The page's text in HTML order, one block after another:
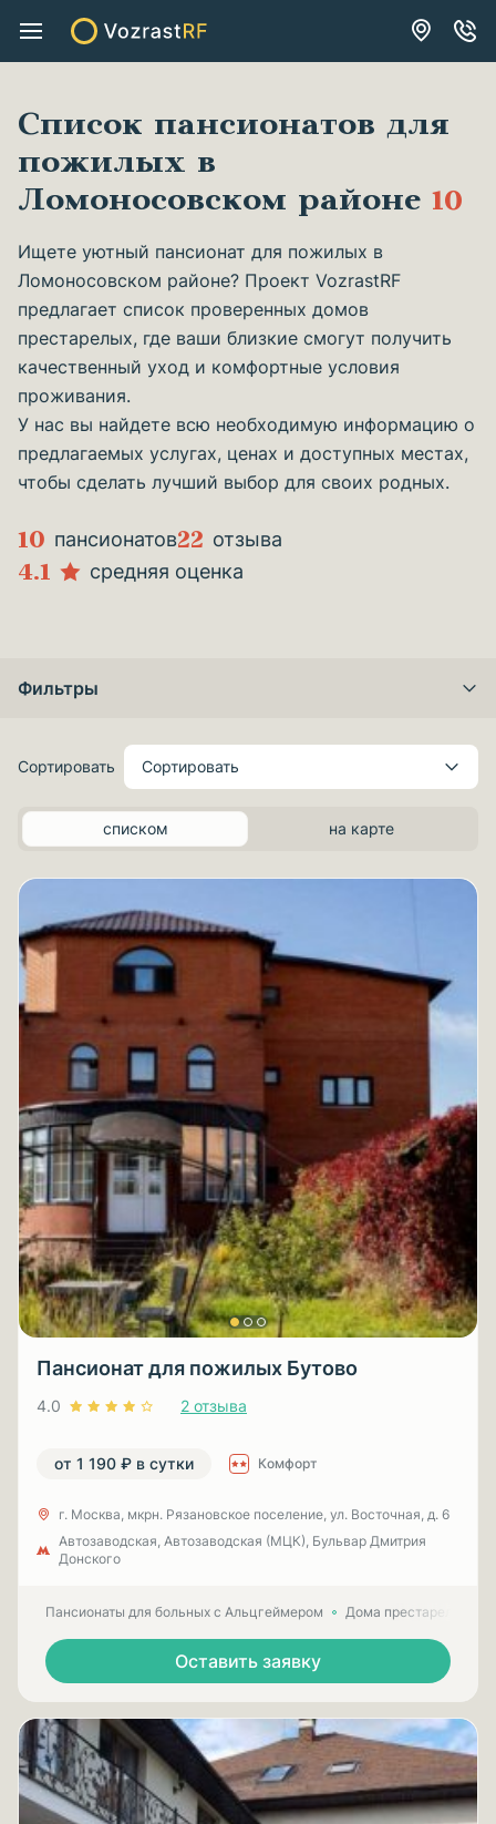
Список пансионатов для
пожилых в
Ломоносовском районе 10
Ищете уютный пансионат для пожилых в
Ломоносовском районе? Проект VozrastRF
предлагает список проверенных домов
престарелых, где ваши близкие смогут получить
качественный уход и комфортные условия
проживания.
У нас вы найдете всю необходимую информацию о
предлагаемых услугах, ценах и доступных местах,
чтобы сделать лучший выбор для своих родных.
10 пансионатов22 отзыва
4.1 средняя оценка
Фильтры
Сортировать Сортировать
списком на карте
Пансионат для пожилых Бутово
4.0 2 отзыва
от 1 190 ₽ в сутки Комфорт
г. Москва, мкрн. Рязановское поселение, ул. Восточная, д. 6
Автозаводская, Автозаводская (МЦК), Бульвар Дмитрия
Донского
Пансионаты для больных с Альцгеймером Дома престарелых
Оставить заявку